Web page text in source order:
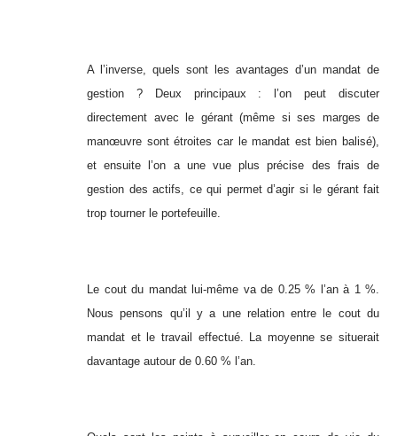
A l’inverse, quels sont les avantages d’un mandat de
gestion ? Deux principaux : l’on peut discuter
directement avec le gérant (même si ses marges de
manœuvre sont étroites car le mandat est bien balisé),
et ensuite l’on a une vue plus précise des frais de
gestion des actifs, ce qui permet d’agir si le gérant fait
trop tourner le portefeuille.
Le cout du mandat lui-même va de 0.25 % l’an à 1 %.
Nous pensons qu’il y a une relation entre le cout du
mandat et le travail effectué. La moyenne se situerait
davantage autour de 0.60 % l’an.